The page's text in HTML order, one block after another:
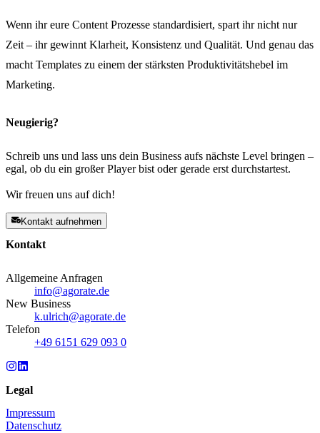
Wenn ihr eure Content Prozesse standardisiert, spart ihr nicht nur
Zeit – ihr gewinnt Klarheit, Konsistenz und Qualität. Und genau das
macht Templates zu einem der stärksten Produktivitätshebel im
Marketing.
Neugierig?
Schreib uns und lass uns dein Business aufs nächste Level bringen –
egal, ob du ein großer Player bist oder gerade erst durchstartest.
Wir freuen uns auf dich!
Kontakt aufnehmen
Kontakt
Allgemeine Anfragen
info@agorate.de
New Business
k.ulrich@agorate.de
Telefon
+49 6151 629 093 0
Legal
Impressum
Datenschutz